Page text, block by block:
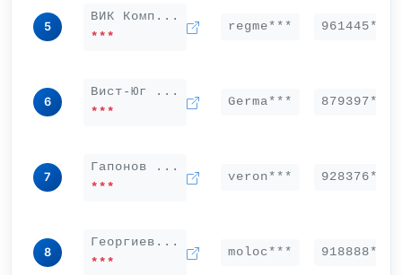
5
ВИК Комп...
***
regme*** 961445***
6
Вист-Юг ...
***
Germa*** 879397***
7
Гапонов ...
***
veron*** 928376***
8
Георгиев...
***
moloc*** 918888***